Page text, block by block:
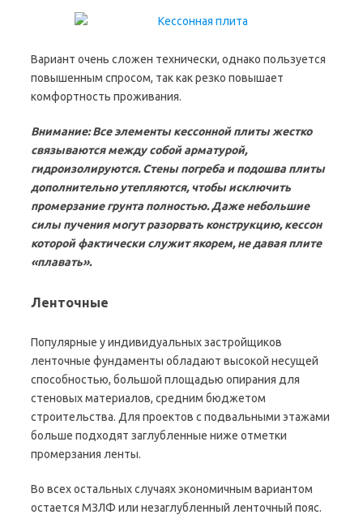
Вариант очень сложен технически, однако пользуется
повышенным спросом, так как резко повышает
комфортность проживания.
Внимание: Все элементы кессонной плиты жестко
связываются между собой арматурой,
гидроизолируются. Стены погреба и подошва плиты
дополнительно утепляются, чтобы исключить
промерзание грунта полностью. Даже небольшие
силы пучения могут разорвать конструкцию, кессон
которой фактически служит якорем, не давая плите
«плавать».
Ленточные
Популярные у индивидуальных застройщиков
ленточные фундаменты обладают высокой несущей
способностью, большой площадью опирания для
стеновых материалов, средним бюджетом
строительства. Для проектов с подвальными этажами
больше подходят заглубленные ниже отметки
промерзания ленты.
Во всех остальных случаях экономичным вариантом
остается МЗЛФ или незаглубленный ленточный пояс.